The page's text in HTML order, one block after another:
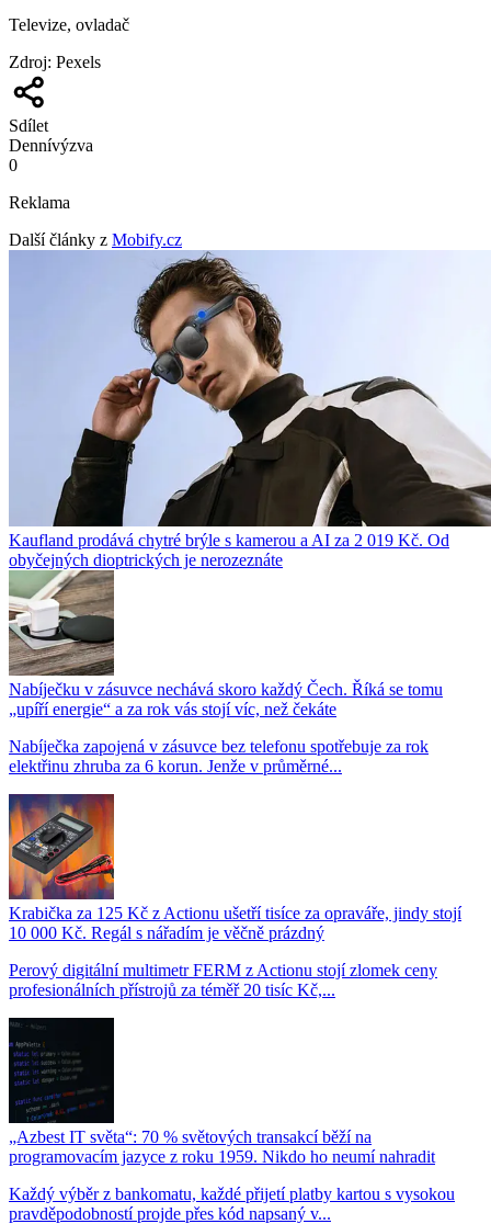
Televize, ovladač
Zdroj: Pexels
Sdílet
Dennívýzva
0
Reklama
Další články z Mobify.cz
Kaufland prodává chytré brýle s kamerou a AI za 2 019 Kč. Od
obyčejných dioptrických je nerozeznáte
Nabíječku v zásuvce nechává skoro každý Čech. Říká se tomu
„upíří energie“ a za rok vás stojí víc, než čekáte
Nabíječka zapojená v zásuvce bez telefonu spotřebuje za rok
elektřinu zhruba za 6 korun. Jenže v průměrné...
Krabička za 125 Kč z Actionu ušetří tisíce za opraváře, jindy stojí
10 000 Kč. Regál s nářadím je věčně prázdný
Perový digitální multimetr FERM z Actionu stojí zlomek ceny
profesionálních přístrojů za téměř 20 tisíc Kč,...
„Azbest IT světa“: 70 % světových transakcí běží na
programovacím jazyce z roku 1959. Nikdo ho neumí nahradit
Každý výběr z bankomatu, každé přijetí platby kartou s vysokou
pravděpodobností projde přes kód napsaný v...